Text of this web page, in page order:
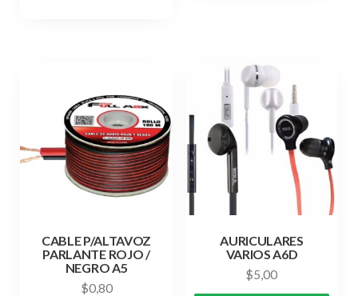
CABLE P/ALTAVOZ
PARLANTE ROJO /
NEGRO A5
$0,80
AURICULARES
VARIOS A6D
$5,00